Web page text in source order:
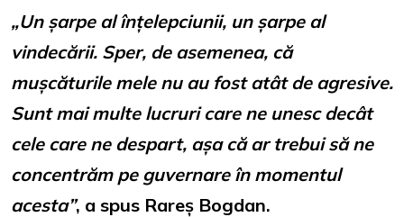
„Un șarpe al înțelepciunii, un șarpe al
vindecării. Sper, de asemenea, că
mușcăturile mele nu au fost atât de agresive.
Sunt mai multe lucruri care ne unesc decât
cele care ne despart, așa că ar trebui să ne
concentrăm pe guvernare în momentul
acesta”, a spus Rareș Bogdan.